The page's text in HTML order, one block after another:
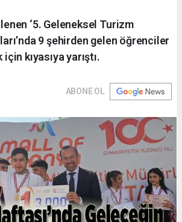
‘5. Geleneksel Turizm
9 şehirden gelen öğrenciler
kıyasıya yarıştı.
ABONE OL